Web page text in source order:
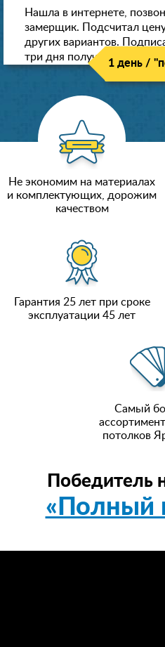
Нашла в интернете,
замерщик. Подсчитал
других вариантов.
три дня получили новые
1 день /
Не экономим на материалах
и комплектующих, дорожим
качеством
Гарантия 25 лет при сроке
эксплуатации 45 лет
Самый
потолков
Победитель
«Полный